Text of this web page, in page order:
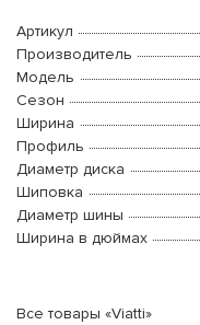
Артикул
Производитель
Модель
Сезон
Ширина
Профиль
Диаметр диска
Шиповка
Диаметр шины
Ширина в дюймах
Все товары «Viatti»